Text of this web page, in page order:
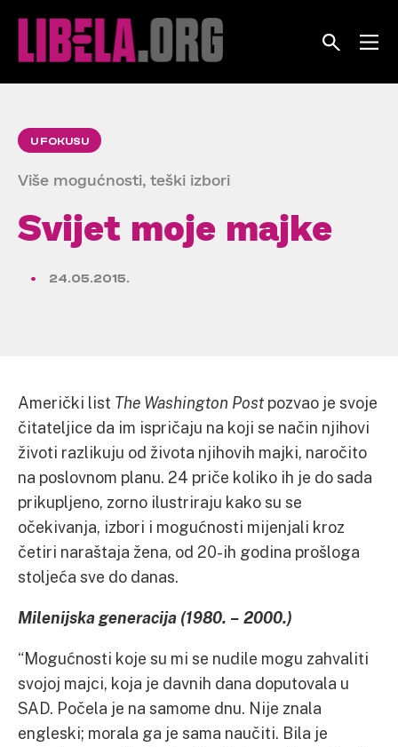
U FOKUSU
Više mogućnosti, teški izbori
Svijet moje majke
24.05.2015.
Američki list The Washington Post pozvao je svoje
čitateljice da im ispričaju na koji se način njihovi
životi razlikuju od života njihovih majki, naročito
na poslovnom planu. 24 priče koliko ih je do sada
prikupljeno, zorno ilustriraju kako su se
očekivanja, izbori i mogućnosti mijenjali kroz
četiri naraštaja žena, od 20-ih godina prošloga
stoljeća sve do danas.
Milenijska generacija (1980. – 2000.)
“Mogućnosti koje su mi se nudile mogu zahvaliti
svojoj majci, koja je davnih dana doputovala u
SAD. Počela je na samome dnu. Nije znala
engleski; morala ga je sama naučiti. Bila je